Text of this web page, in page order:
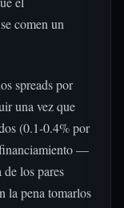
comen un
spreads por
una vez que
(0.1-0.4% por
financiamiento —
los pares
la pena tomarlos